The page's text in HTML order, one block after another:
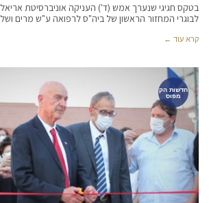
בטקס חגיגי שנערך אמש (ד') העניקה אוניברסיטת
לבוגרי המחזור הראשון של ביה"ס לרפואה ע"ש מרים
קרא עוד ←
חדשות הק
מפוס